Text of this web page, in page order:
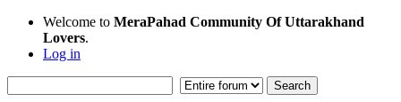
Welcome to MeraPahad Community Of Uttarakhand
Lovers.
Log in